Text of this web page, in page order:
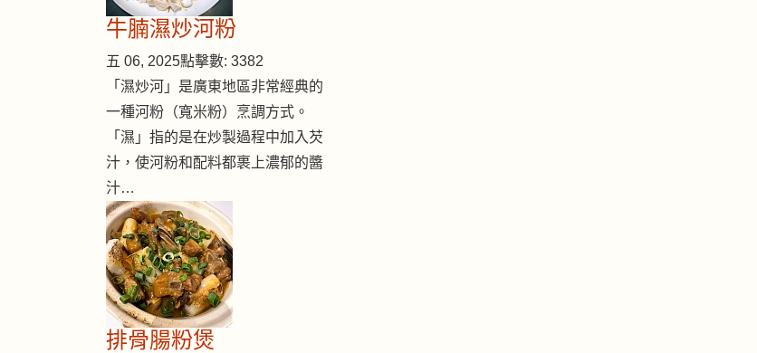
牛腩濕炒河粉
五 06, 2025點擊數: 3382
「濕炒河」是廣東地區非常經典的
一種河粉（寬米粉）烹調方式。
「濕」指的是在炒製過程中加入芡
汁，使河粉和配料都裹上濃郁的醬
汁…
排骨腸粉煲